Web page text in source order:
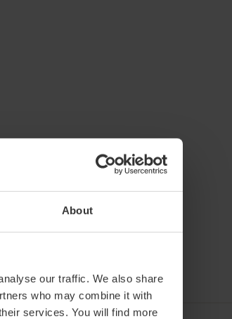
About
our traffic. We also share
who may combine it with
services. You will find more